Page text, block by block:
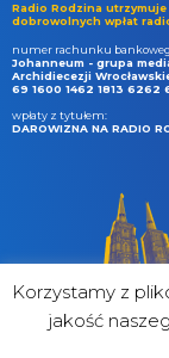
Radio Rodzina utrzymuje
dobrowolnych wpłat
numer rachunku
Johanneum - grupa
Archidiecezji
69 1600 1462 1813 6262
wpłaty z tytułem:
DAROWIZNA NA RADIO
Korzystamy z
jakość